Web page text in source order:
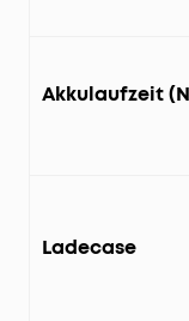
Akkulaufzeit
Ladecase